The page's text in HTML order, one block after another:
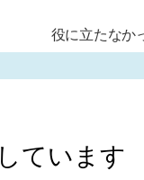
役に立たなか
ています